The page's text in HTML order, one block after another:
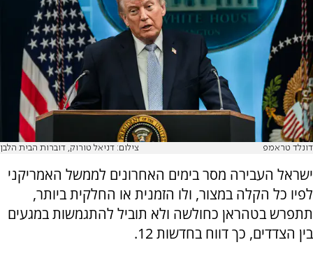
דונלד טראמפ צילום: דניאל טורוק, דוברות הבית הלבן
ישראל העבירה מסר בימים האחרונים לממשל האמריקני
לפיו כל הקלה במצור, ולו הזמנית או החלקית ביותר,
תתפרש בטהראן כחולשה ולא תוביל להתגמשות במגעים
בין הצדדים, כך דווח בחדשות 12.